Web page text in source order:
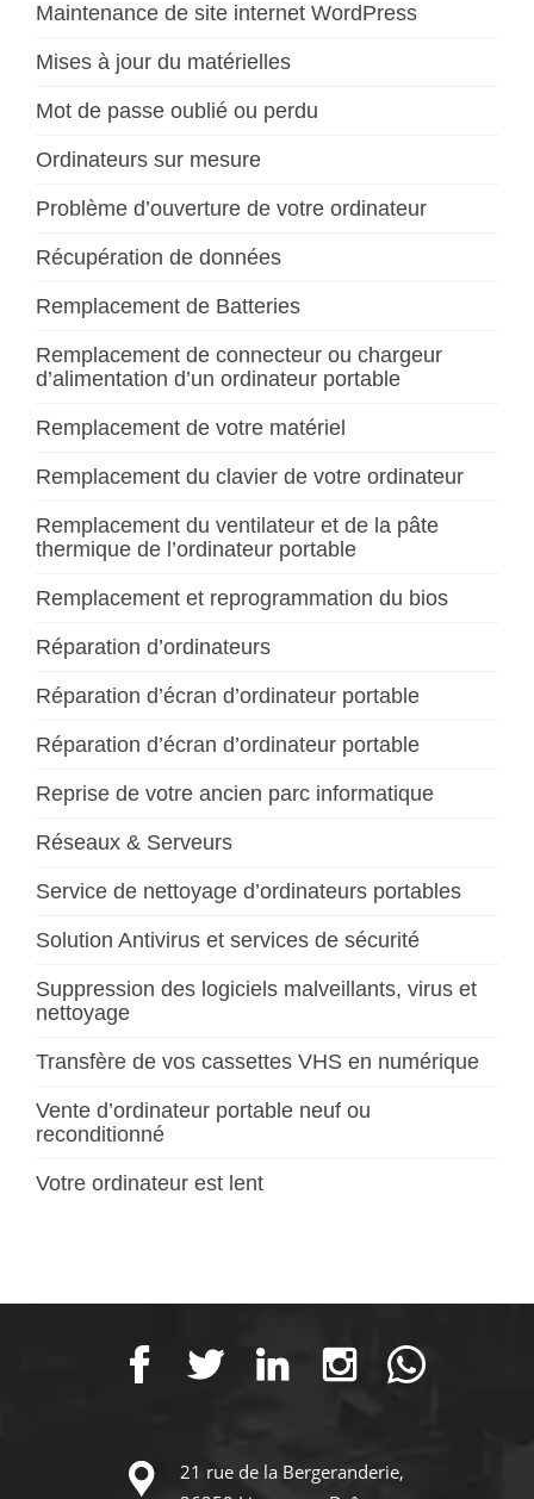
Maintenance de site internet WordPress
Mises à jour du matérielles
Mot de passe oublié ou perdu
Ordinateurs sur mesure
Problème d’ouverture de votre ordinateur
Récupération de données
Remplacement de Batteries
Remplacement de connecteur ou chargeur
d’alimentation d’un ordinateur portable
Remplacement de votre matériel
Remplacement du clavier de votre ordinateur
Remplacement du ventilateur et de la pâte
thermique de l’ordinateur portable
Remplacement et reprogrammation du bios
Réparation d’ordinateurs
Réparation d’écran d’ordinateur portable
Réparation d’écran d’ordinateur portable
Reprise de votre ancien parc informatique
Réseaux & Serveurs
Service de nettoyage d’ordinateurs portables
Solution Antivirus et services de sécurité
Suppression des logiciels malveillants, virus et
nettoyage
Transfère de vos cassettes VHS en numérique
Vente d’ordinateur portable neuf ou
reconditionné
Votre ordinateur est lent
21 rue de la Bergeranderie,